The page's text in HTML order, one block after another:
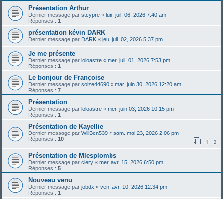
Présentation Arthur
Dernier message par stcypre « lun. juil. 06, 2026 7:40 am
Réponses : 1
présentation kévin DARK
Dernier message par DARK « jeu. juil. 02, 2026 5:37 pm
Je me présente
Dernier message par loloastre « mer. juil. 01, 2026 7:53 pm
Réponses : 1
Le bonjour de Françoise
Dernier message par soize44690 « mar. juin 30, 2026 12:20 am
Réponses : 7
Présentation
Dernier message par loloastre « mer. juin 03, 2026 10:15 pm
Réponses : 1
Présentation de Kayellie
Dernier message par WillBen539 « sam. mai 23, 2026 2:06 pm
Réponses : 10 1 2
Présentation de Mlesplombs
Dernier message par clery « mer. avr. 15, 2026 6:50 pm
Réponses : 5
Nouveau venu
Dernier message par jobdx « ven. avr. 10, 2026 12:34 pm
Réponses : 1